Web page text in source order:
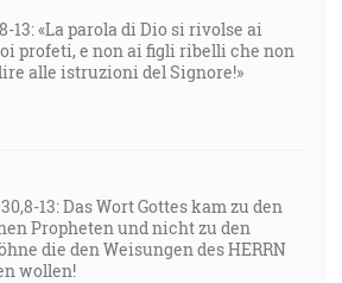
13: «La parola di Dio si rivolse ai
profeti, e non ai figli ribelli che non
alle istruzioni del Signore!»
13: Das Wort Gottes kam zu den
Propheten und nicht zu den
die den Weisungen des HERRN
wollen!